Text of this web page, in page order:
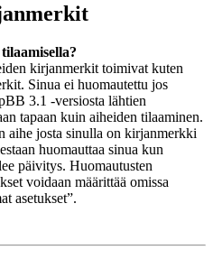
kirjanmerkit toimivat kuten
Sinua ei huomautettu jos
3.1 -versiosta lähtien
tapaan kuin aiheiden tilaaminen.
aihe josta sinulla on kirjanmerkki
huomauttaa sinua kun
päivitys. Huomautusten
voidaan määrittää omissa
asetukset”.